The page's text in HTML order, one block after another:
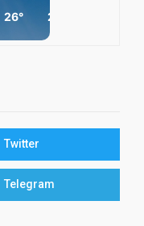
26° 28°
Twitter
Telegram